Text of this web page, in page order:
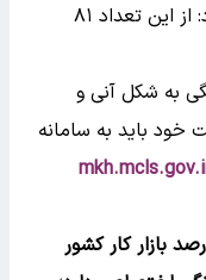
طی ۱۴ سال گذشته خبر داد و اعلام کرد: از این تعداد ۸۱
به شکل آنی و
خود باید به سامانه
ایسنا،هم اکنون بیش از ۲۵ درصد بازار کار کشور